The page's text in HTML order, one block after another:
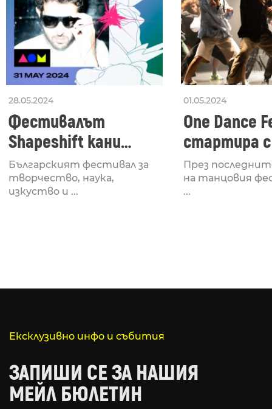
28.05.2024
Фестивалът
Shapeshift кани
Fabrizio Mammarella
за откриването си
Българският фестивал за
творчество, наука,
изкуство и ...
01.05.2024
One Dance
стартира
Lucid,
рейв
През
на танцовия
...
Ексклузивно инфо и събития
ЗАПИШИ СЕ ЗА НАШИЯ
МЕЙЛ БЮЛЕТИН